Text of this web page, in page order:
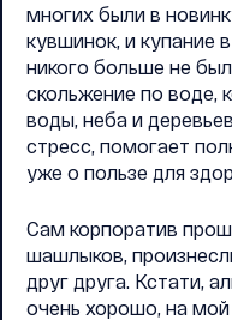
многих были в
кувшинок, и купание
никого больше не
скольжение по воде,
воды, неба и
стресс, помогает
уже о пользе для
Сам корпоратив
шашлыков,
друг друга. Кстати,
очень хорошо, на мой